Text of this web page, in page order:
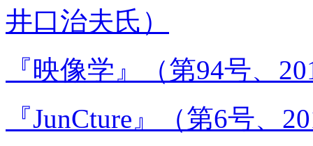
井口治夫氏）
『映像学』（第94号、
『JunCture』（第6号、